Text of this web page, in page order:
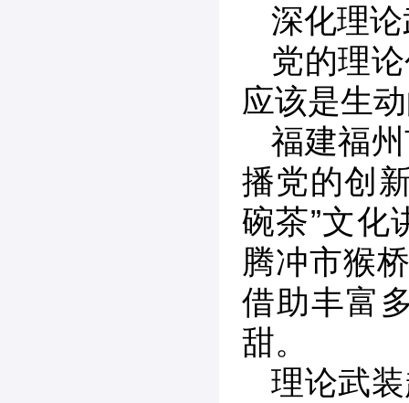
深化理
党的理
应该是生
福建福
播党的创
碗茶”文化
腾冲市猴
借助丰富
甜。
理论武